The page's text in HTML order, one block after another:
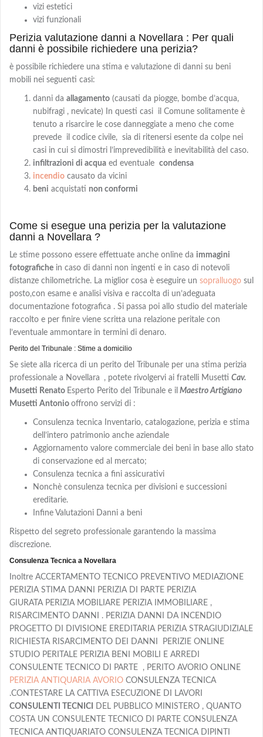
vizi estetici
vizi funzionali
Perizia valutazione danni a Novellara : Per quali
danni è possibile richiedere una perizia?
è possibile richiedere una stima e valutazione di danni su beni
mobili nei seguenti casi:
danni da allagamento (causati da piogge, bombe d’acqua,
nubifragi , nevicate) In questi casi il Comune solitamente è
tenuto a risarcire le cose danneggiate a meno che come
prevede il codice civile, sia di ritenersi esente da colpe nei
casi in cui si dimostri l’imprevedibilità e inevitabilità del caso.
infiltrazioni di acqua ed eventuale condensa
incendio causato da vicini
beni acquistati non conformi
Come si esegue una perizia per la valutazione
danni a Novellara ?
Le stime possono essere effettuate anche online da immagini
fotografiche in caso di danni non ingenti e in caso di notevoli
distanze chilometriche. La miglior cosa è eseguire un sopralluogo sul
posto,con esame e analisi visiva e raccolta di un’adeguata
documentazione fotografica . Si passa poi allo studio del materiale
raccolto e per finire viene scritta una relazione peritale con
l’eventuale ammontare in termini di denaro.
Perito del Tribunale : Stime a domicilio
Se siete alla ricerca di un perito del Tribunale per una stima perizia
professionale a Novellara
, potete rivolgervi ai fratelli Musetti Cav.
Musetti Renato Esperto Perito del Tribunale e il Maestro Artigiano
Musetti Antonio offrono servizi di :
Consulenza tecnica Inventario, catalogazione, perizia e stima
dell’intero patrimonio anche aziendale
Aggiornamento valore commerciale dei beni in base allo stato
di conservazione ed al mercato;
Consulenza tecnica a fini assicurativi
Nonchè consulenza tecnica per divisioni e successioni
ereditarie.
Infine Valutazioni Danni a beni
Rispetto del segreto professionale garantendo la massima
discrezione.
Consulenza Tecnica a Novellara
Inoltre ACCERTAMENTO TECNICO PREVENTIVO MEDIAZIONE
PERIZIA STIMA DANNI PERIZIA DI PARTE PERIZIA
GIURATA PERIZIA MOBILIARE PERIZIA IMMOBILIARE ,
RISARCIMENTO DANNI . PERIZIA DANNI DA INCENDIO
PROGETTO DI DIVISIONE EREDITARIA PERIZIA STRAGIUDIZIALE
RICHIESTA RISARCIMENTO DEI DANNI PERIZIE ONLINE
STUDIO PERITALE PERIZIA BENI MOBILI E ARREDI
CONSULENTE TECNICO DI PARTE , PERITO AVORIO ONLINE
PERIZIA ANTIQUARIA AVORIO CONSULENZA TECNICA
.CONTESTARE LA CATTIVA ESECUZIONE DI LAVORI
CONSULENTI TECNICI
DEL PUBBLICO MINISTERO , QUANTO
COSTA UN CONSULENTE TECNICO DI PARTE CONSULENZA
TECNICA ANTIQUARIATO CONSULENZA TECNICA DIPINTI